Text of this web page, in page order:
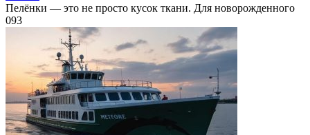
Пелёнки — это не просто кусок ткани. Для новорожденного
093